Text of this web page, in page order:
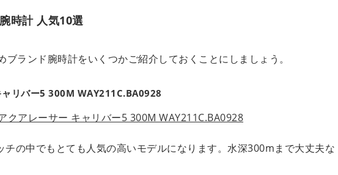
時計 人気10選
ランド腕時計をいくつかご紹介しておくことにしましょう。
リバー5 300M WAY211C.BA0928
チの中でもとても人気の高いモデルになります。水深300mまで大丈夫な